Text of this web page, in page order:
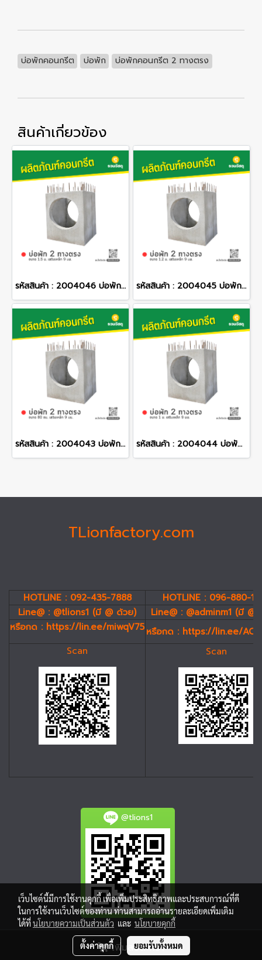
เพิ่มลงตะกร้า
บ่อพักคอนกรีต บ่อพัก บ่อพักคอนกรีต 2 ทางตรง
สินค้าเกี่ยวข้อง
รหัสสินค้า : 2004046 บ่อพักคอนกรีต 2 ทางตรง ขนาด 1.5 ม. เสริมเหล็ก 9 มม. รหัสสินค้า : 2004045 บ่อพักคอนกรีต 2 ทางตรง ขนาด 1.2 ม. เสริมเหล็ก 9 มม.
รหัสสินค้า : 2004043 บ่อพักคอนกรีต 2 ทางตรง ขนาด 80 ซม. เสริมเหล็ก 9 มม. รหัสสินค้า : 2004044 บ่อพักคอนกรีต 2 ทางตรง ขนาด 1 ม. เสริมเหล็ก 9 มม.
TLionfactory.com
HOTLINE : 092-435-7888
HOTLINE : 096-880-
Line@ : @tlions1 (มี @ ด้วย)
Line@ : @adminm1 (มี
หรือกด : https://lin.ee/miwqV75หรือกด : https://lin.ee/
Scan
Scan
@tlions1
เว็บไซต์นี้มีการใช้งานคุกกี้ เพื่อเพิ่มประสิทธิภาพและประสบการณ์ที่ดี
ในการใช้งานเว็บไซต์ของท่าน ท่านสามารถอ่านรายละเอียดเพิ่มเติม
ได้ที่นโยบายความเป็นส่วนตัว และ นโยบายคุกกี้
ตั้งค่าคุกกี้ ยอมรับทั้งหมด